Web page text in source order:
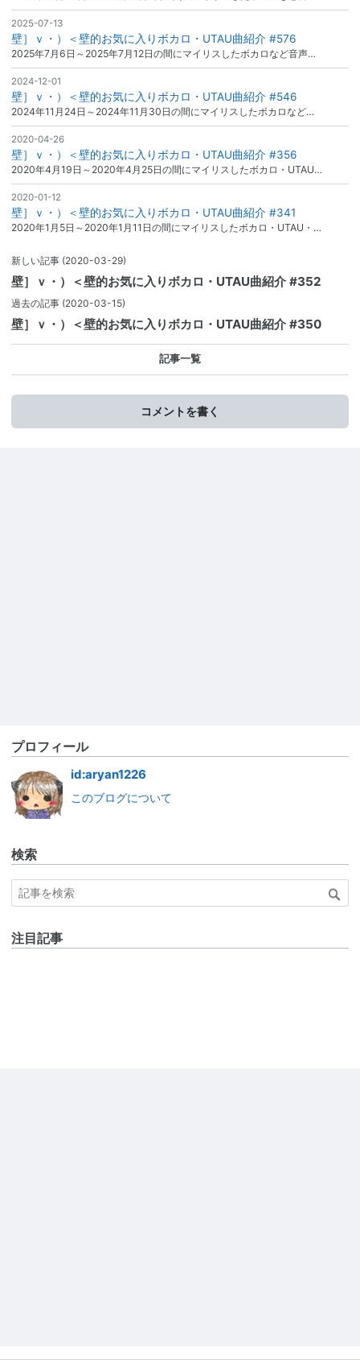
2025-07-13
壁］ｖ・）＜壁的お気に入りボカロ・UTAU曲紹介 #576
2025年7月6日～2025年7月12日の間にマイリスしたボカロなど音声…
2024-12-01
壁］ｖ・）＜壁的お気に入りボカロ・UTAU曲紹介 #546
2024年11月24日～2024年11月30日の間にマイリスしたボカロなど…
2020-04-26
壁］ｖ・）＜壁的お気に入りボカロ・UTAU曲紹介 #356
2020年4月19日～2020年4月25日の間にマイリスしたボカロ・UTAU…
2020-01-12
壁］ｖ・）＜壁的お気に入りボカロ・UTAU曲紹介 #341
2020年1月5日～2020年1月11日の間にマイリスしたボカロ・UTAU・…
新しい記事 (2020-03-29)
壁］ｖ・）＜壁的お気に入りボカロ・UTAU曲紹介 #352
過去の記事 (2020-03-15)
壁］ｖ・）＜壁的お気に入りボカロ・UTAU曲紹介 #350
記事一覧
コメントを書く
プロフィール
id:aryan1226
このブログについて
検索
注目記事